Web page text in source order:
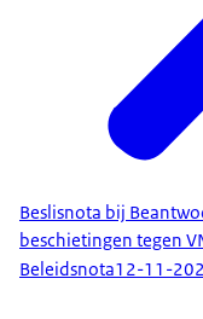
Beslisnota bij
beschietingen tegen
Beleidsnota12-11-